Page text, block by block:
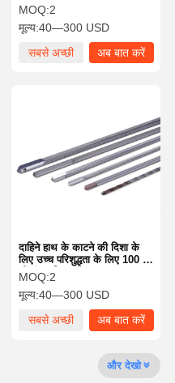
समाचार मामले
बैरल के लिए ISO9001
MOQ:2
मूल्य:40—300 USD
सबसे अच्छी
अब बात करें
दाहिने हाथ के काटने की दिशा के
लिए उच्च परिशुद्धता के लिए 100 ×
डी बंदूक ड्रिल बिट्स
MOQ:2
मूल्य:40—300 USD
सबसे अच्छी
अब बात करें
और देखो